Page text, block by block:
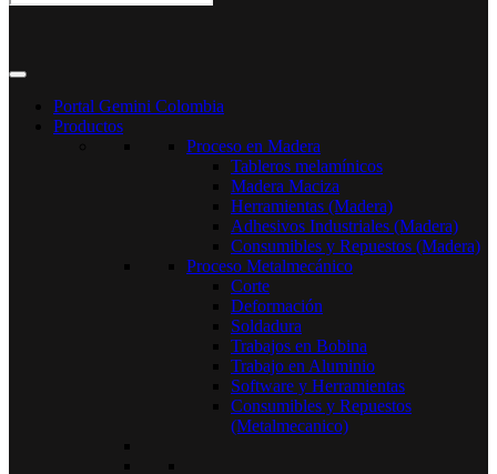
Portal Gemini Colombia
Productos
Proceso en Madera
Tableros melamínicos
Madera Maciza
Herramientas (Madera)
Adhesivos Industriales (Madera)
Consumibles y Repuestos (Madera)
Proceso Metalmecánico
Corte
Deformación
Soldadura
Trabajos en Bobina
Trabajo en Aluminio
Software y Herramientas
Consumibles y Repuestos
(Metalmecanico)